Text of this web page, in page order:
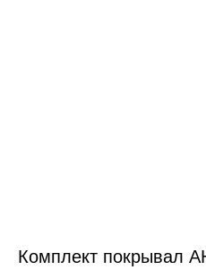
Комплект покрывал